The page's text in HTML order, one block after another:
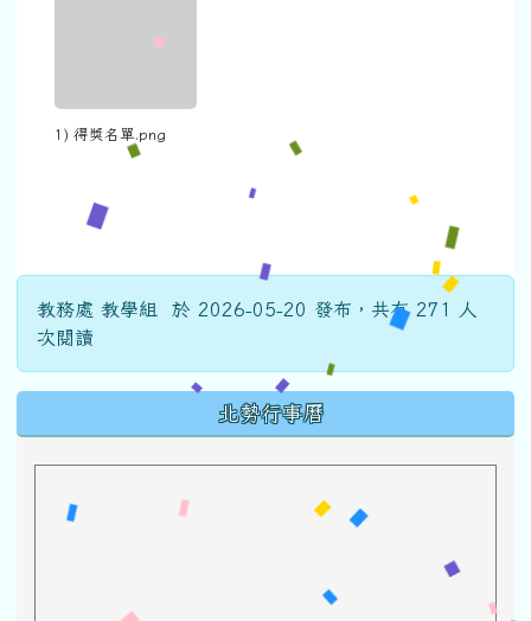
1) 得獎名單.png
教務處 教學組 於 2026-05-20 發布，共有 271 人
次閱讀
北勢行事曆